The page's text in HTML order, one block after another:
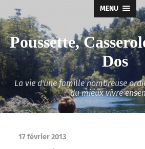
MENU
Poussette,
Dos
La vie d'une famille nombreuse
du mieux vivre
17 février 2013